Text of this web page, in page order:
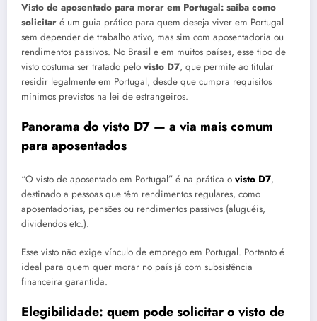
Visto de aposentado para morar em Portugal: saiba como
solicitar é um guia prático para quem deseja viver em Portugal
sem depender de trabalho ativo, mas sim com aposentadoria ou
rendimentos passivos. No Brasil e em muitos países, esse tipo de
visto costuma ser tratado pelo visto D7, que permite ao titular
residir legalmente em Portugal, desde que cumpra requisitos
mínimos previstos na lei de estrangeiros.
Panorama do visto D7 — a via mais comum
para aposentados
“O visto de aposentado em Portugal” é na prática o visto D7,
destinado a pessoas que têm rendimentos regulares, como
aposentadorias, pensões ou rendimentos passivos (aluguéis,
dividendos etc.).
Esse visto não exige vínculo de emprego em Portugal. Portanto é
ideal para quem quer morar no país já com subsistência
financeira garantida.
Elegibilidade: quem pode solicitar o visto de